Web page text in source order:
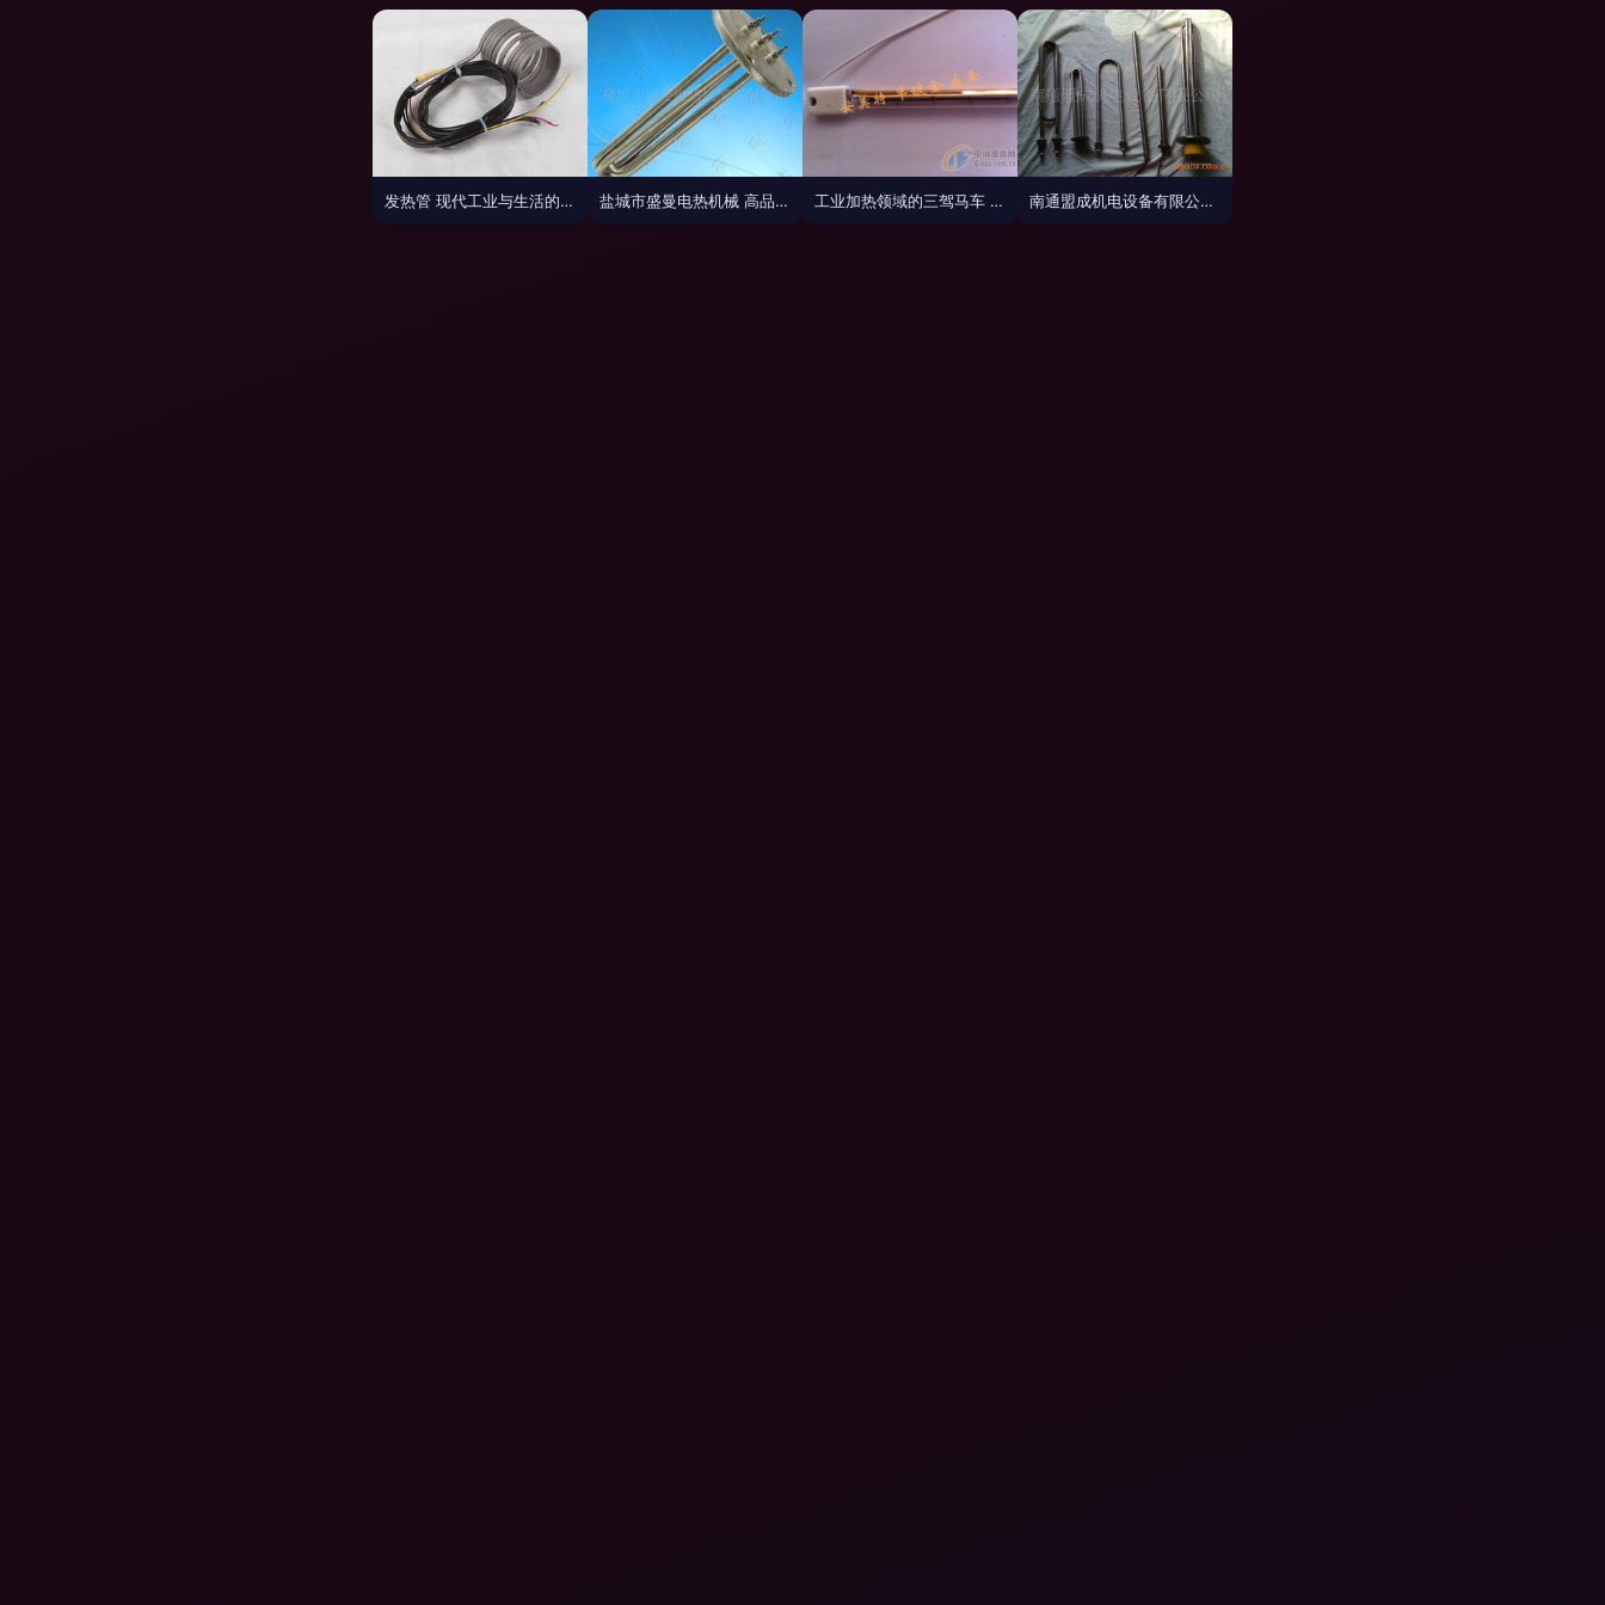
发热管 现代工业与生活的微型热源 盐城市盛曼电热机械 高品质发热管产品系列总览 工业加热领域的三驾马车 东海安美特照明电器厂发热管技术解析 南通盟成机电设备有限公司 - 电热管及发热管产品列表